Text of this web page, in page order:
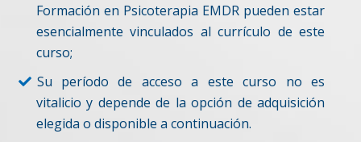
Formación en Psicoterapia EMDR pueden estar
esencialmente vinculados al currículo de este
curso;
Su período de acceso a este curso no es
vitalicio y depende de la opción de adquisición
elegida o disponible a continuación.